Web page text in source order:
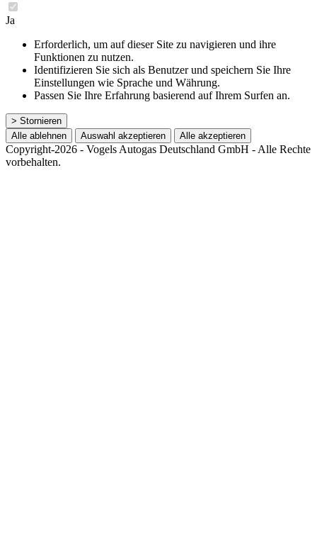
Ja
Erforderlich, um auf dieser Site zu navigieren und ihre
Funktionen zu nutzen.
Identifizieren Sie sich als Benutzer und speichern Sie Ihre
Einstellungen wie Sprache und Währung.
Passen Sie Ihre Erfahrung basierend auf Ihrem Surfen an.
> Stornieren
Alle ablehnen
Auswahl akzeptieren Alle akzeptieren
Copyright-2026 - Vogels Autogas Deutschland GmbH - Alle Rechte
vorbehalten.